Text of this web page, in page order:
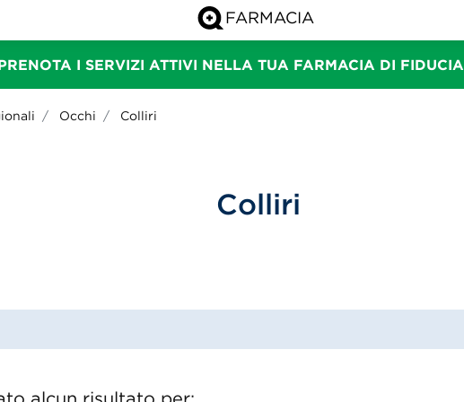
I SERVIZI ATTIVI NELLA TUA FARMACIA DI FIDUCIA
Occhi Colliri
Colliri